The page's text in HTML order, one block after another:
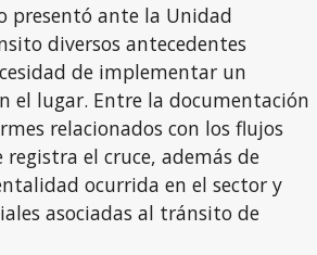
presentó ante la Unidad
diversos antecedentes
de implementar un
el lugar. Entre la documentación
relacionados con los flujos
el cruce, además de
ocurrida en el sector y
asociadas al tránsito de